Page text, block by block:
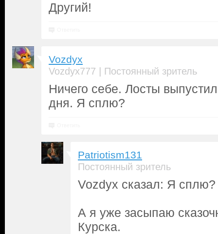
Другий!
Vozdyx
Vozdyx777 | Постоянный зритель
Ничего себе. Лосты
дня. Я сплю?
Patriotism131
Постоянный зритель
Vozdyx сказал: Я сплю?
А я уже засыпаю
Курска.